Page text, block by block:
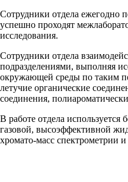
Сотрудники отдела
успешно проходят
исследования.
Сотрудники отдела
подразделениями, выполняя
окружающей среды по таким
летучие органические
соединения,
В работе отдела используется
газовой, высоэффективной
хромато-масс спектрометрии